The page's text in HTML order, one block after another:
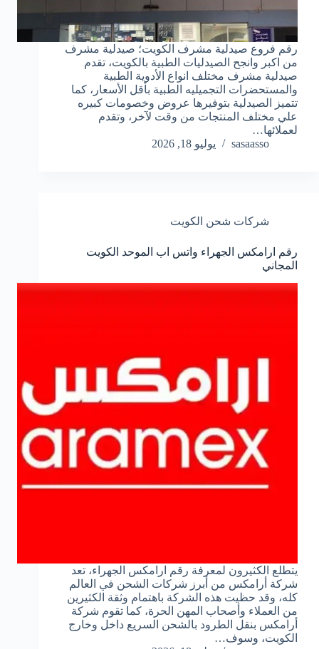
رقم فروع صيدلية مشرف الكويت؛ صيدلية مشرف
من اكبر وانجح الصيدليات الطبية بالكويت، تقدم
صيدلية مشرف مختلف انواع الأدوية الطبية
والمستحضرات التجميليه الطبية بأقل الأسعار، كما
تتميز الصيدلية بتوفيرها عروض وخصومات كبيره
علي مختلف المنتجات من وقت لآخر، وتقدم
لعملائها…
sasaasso
يوليو 18, 2026
شركات شحن الكويت
رقم ارامكس الجهراء واتس اب الموحد الكويت
المجاني
يتطلع الكثيرون لمعرفة رقم ارامكس الجهراء، تعد
شركة أرامكس من أبرز شركات الشحن في العالم
كله، وقد حظيت هذه الشركة باهتمام وثقة الكثيرين
من العملاء وأصحاب المهن الحرة، كما تقوم شركة
أرامكس بنقل الطرود بالشحن السريع داخل وخارج
الكويت، وسوف…